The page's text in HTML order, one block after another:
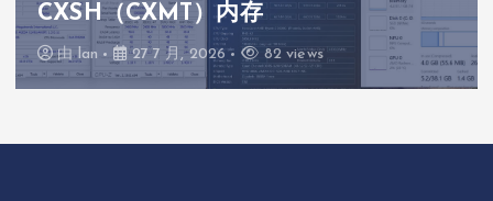
主工程流程，采用NVIDIA技术开发
由 lan 27 7 月, 2026 31 views